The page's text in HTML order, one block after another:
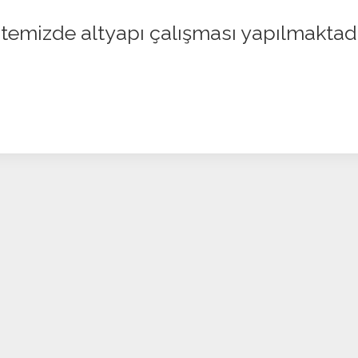
altyapı çalışması